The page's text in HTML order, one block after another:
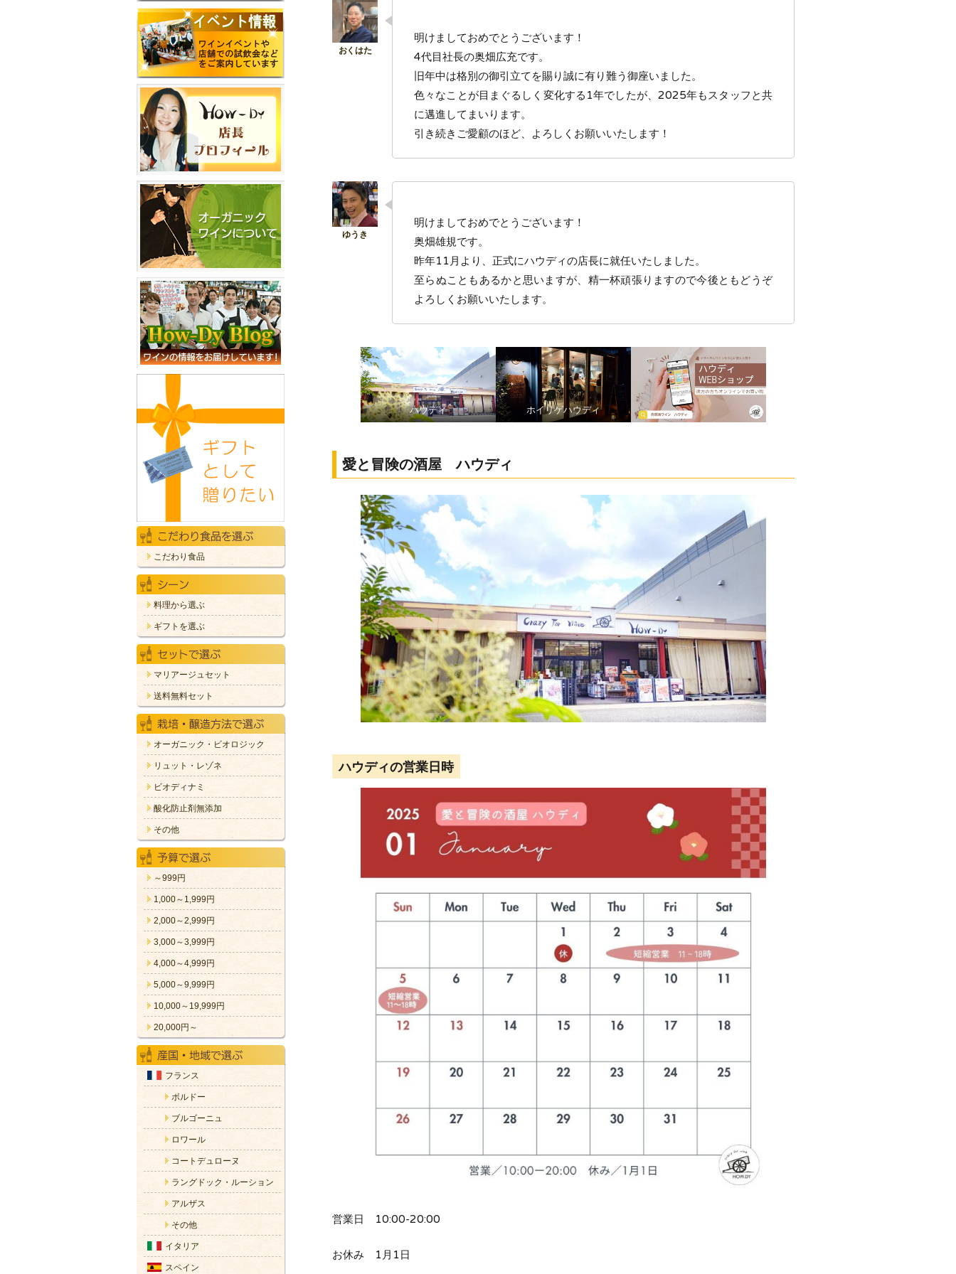
明けましておめでとうございます！
4代目社長の奥畑広充です。
旧年中は格別の御引立てを賜り誠に有り難う御座いました。
色々なことが目まぐるしく変化する1年でしたが、2025年もスタッフと共
に邁進してまいります。
引き続きご愛顧のほど、よろしくお願いいたします！
明けましておめでとうございます！
奥畑雄規です。
昨年11月より、正式にハウディの店長に就任いたしました。
至らぬこともあるかと思いますが、精一杯頑張りますので今後ともどうぞ
よろしくお願いいたします。
ハウディ ホイリゲハウディ
愛と冒険の酒屋 ハウディ
ハウディの営業日時
営業日 10:00-20:00
お休み 1月1日
こだわり食品
料理から選ぶ
ギフトを選ぶ
マリアージュセット
送料無料セット
オーガニック・ビオロジック
リュット・レゾネ
ビオディナミ
酸化防止剤無添加
その他
～999円
1,000～1,999円
2,000～2,999円
3,000～3,999円
4,000～4,999円
5,000～9,999円
10,000～19,999円
20,000円～
フランス
ボルドー
ブルゴーニュ
ロワール
コートデュローヌ
ラングドック・ルーション
アルザス
その他
イタリア
スペイン